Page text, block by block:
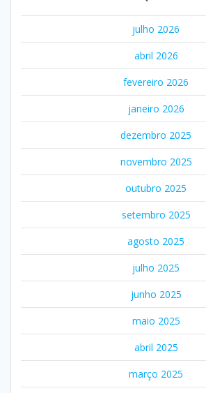
julho 2026
abril 2026
fevereiro 2026
janeiro 2026
dezembro 2025
novembro 2025
outubro 2025
setembro 2025
agosto 2025
julho 2025
junho 2025
maio 2025
abril 2025
março 2025